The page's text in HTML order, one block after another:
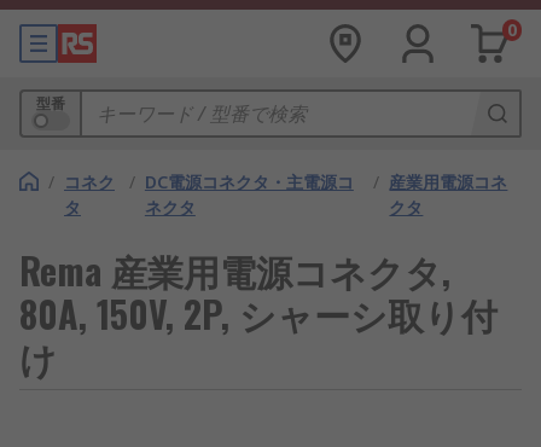
0
型番
/ コネク
タ
/ DC電源コネクタ・主電源コ
ネクタ
/ 産業用電源コネ
クタ
Rema 産業用電源コネクタ,
80A, 150V, 2P, シャーシ取り付
け